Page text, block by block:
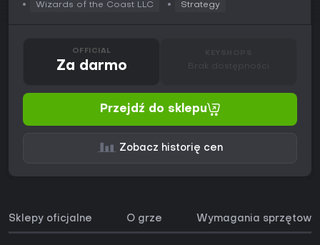
Wizards of the Coast LLC Strategy
OFFICIAL
Za darmo Brak dostępności
Przejdź do sklepu
Zobacz historię cen
Sklepy oficjalne O grze Wymagania sprzętowe